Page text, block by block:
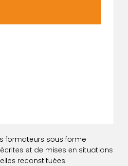
formateurs sous forme
et de mises en situations
reconstituées.